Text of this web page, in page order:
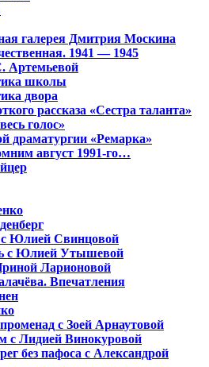
галерея Дмитрия Москина
1941 — 1945
Артемьевой
школы
двора
рассказа «Сестра таланта»
голос»
драматургии «Ремарка»
август 1991-го…
с Юлией Свинцовой
с Юлией Утышевой
Ларионовой
Впечатления
с Зоей Арнаутовой
с Лидией Винокуровой
без пафоса с Александрой